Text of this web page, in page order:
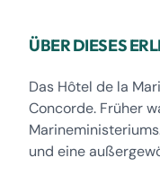
ÜBER DIESES
Das Hôtel de la
Concorde. Früher
und eine